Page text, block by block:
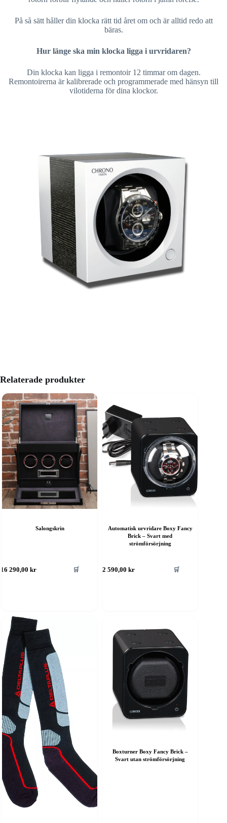
På så sätt håller din klocka rätt tid året om och är alltid redo att
bäras.
Hur länge ska min klocka ligga i urvridaren?
Din klocka kan ligga i remontoir 12 timmar om dagen.
Remontoirerna är kalibrerade och programmerade med hänsyn till
vilotiderna för dina klockor.
Relaterade produkter
Salongskrin
16 290,00 kr 🛒
Automatisk urvridare Boxy Fancy
Brick – Svart med
strömförsörjning
2 590,00kr 🛒
Boxturner Boxy Fancy Brick –
Svart utan strömförsörjning